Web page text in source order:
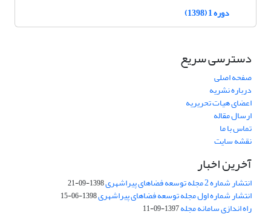
دوره 1 (1398)
دسترسی سریع
صفحه اصلی
درباره نشریه
اعضای هیات تحریریه
ارسال مقاله
تماس با ما
نقشه سایت
آخرین اخبار
انتشار شماره 2 مجله توسعه فضاهای پیراشهری 1398-09-21
انتشار شماره اول مجله توسعه فضاهای پیراشهری1398-06-15
راه اندازی سامانه مجله1397-09-11